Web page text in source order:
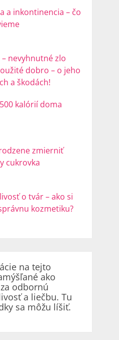
a inkontinencia – čo
nevyhnutné zlo
dobro – o jeho
a škodách!
kalórií doma
zmierniť
cukrovka
o tvár – ako si
kozmetiku?
na tejto
ako
odbornú
a liečbu. Tu
sa môžu líšiť.